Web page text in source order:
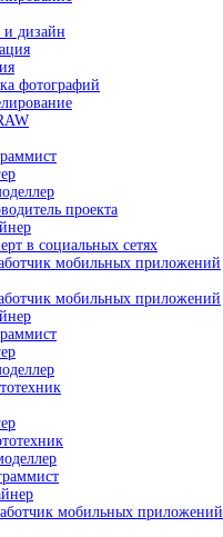
и дизайн
фотографий
проекта
в социальных сетях
мобильных приложений
мобильных приложений
мобильных приложений